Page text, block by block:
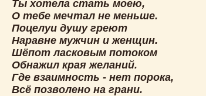
Ты хотела стать моею,
О тебе мечтал не меньше.
Поцелуи душу греют
Наравне мужчин и женщин.
Шёпот ласковым потоком
Обнажил края желаний.
Где взаимность - нет порока,
Всё позволено на грани.